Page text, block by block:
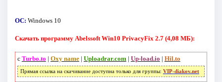
ОС: Windows 10
Скачать программу Abelssoft Win10 PrivacyFix 2.7 (4,08 МБ):
с Turbo.to | Oxy name| Uploadrar.com| Up-load.io | Hil.to
Прямая ссылка на скачивание доступна только для группы: VIP-diakov.net